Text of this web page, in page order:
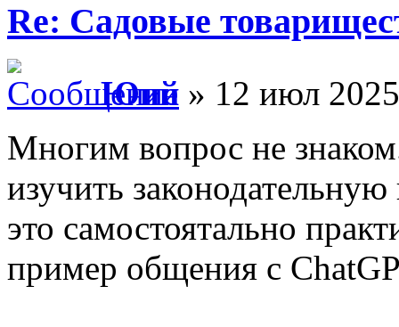
Re: Садовые
Юий » 12 июл
Многим вопрос не
изучить
это самостоятально
пример общения с